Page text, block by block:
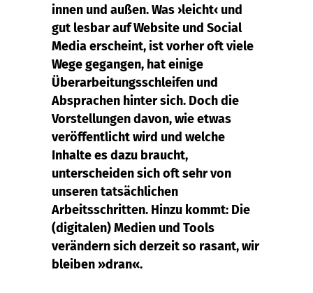
innen und außen. Was ›leicht‹ und
gut lesbar auf Website und Social
Media erscheint, ist vorher oft viele
Wege gegangen, hat einige
Überarbeitungsschleifen und
Absprachen hinter sich. Doch die
Vorstellungen davon, wie etwas
veröffentlicht wird und welche
Inhalte es dazu braucht,
unterscheiden sich oft sehr von
unseren tatsächlichen
Arbeitsschritten. Hinzu kommt: Die
(digitalen) Medien und Tools
verändern sich derzeit so rasant, wir
bleiben »dran«.